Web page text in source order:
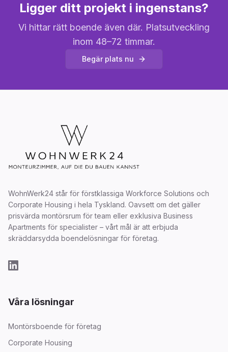
Ligger ditt projekt i ingenstans?
Vi hittar rätt boende även där. Platsutveckling
inom 48–72 timmar.
Begär plats nu
WohnWerk24 står för förstklassiga Workforce Solutions och
Corporate Housing i hela Tyskland. Oavsett om det gäller
prisvärda montörsrum för team eller exklusiva Business
Apartments för specialister – vårt mål är att erbjuda
skräddarsydda boendelösningar för företag.
Våra lösningar
Montörsboende för företag
Corporate Housing